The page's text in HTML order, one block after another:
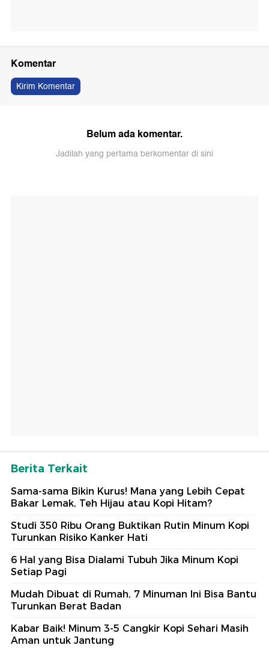
Komentar
Kirim Komentar
Belum ada komentar.
Jadilah yang pertama berkomentar di sini
Berita Terkait
Sama-sama Bikin Kurus! Mana yang Lebih Cepat
Bakar Lemak, Teh Hijau atau Kopi Hitam?
Studi 350 Ribu Orang Buktikan Rutin Minum Kopi
Turunkan Risiko Kanker Hati
6 Hal yang Bisa Dialami Tubuh Jika Minum Kopi
Setiap Pagi
Mudah Dibuat di Rumah, 7 Minuman Ini Bisa Bantu
Turunkan Berat Badan
Kabar Baik! Minum 3-5 Cangkir Kopi Sehari Masih
Aman untuk Jantung